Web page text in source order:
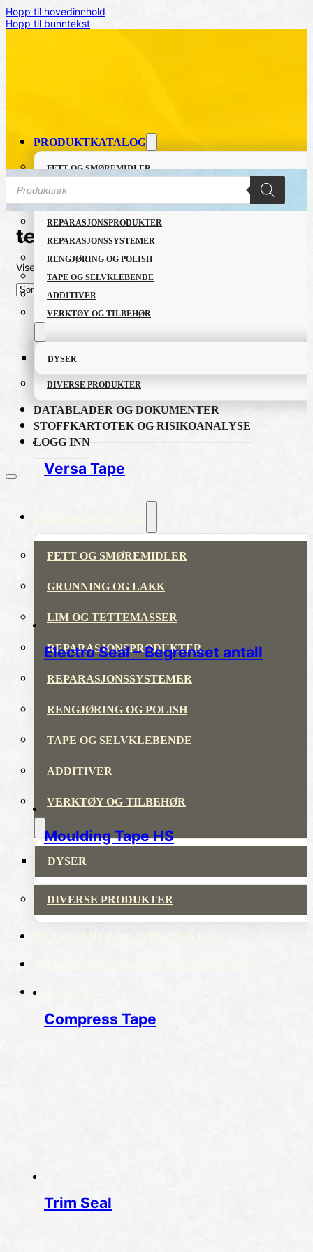
Hopp til hovedinnhold
Hopp til bunntekst
PRODUKTKATALOG
FETT OG SMØREMIDLER
GRUNNING OG LAKK
LIM OG TETTEMASSER
REPARASJONSPRODUKTER
REPARASJONSSYSTEMER
RENGJØRING OG POLISH
TAPE OG SELVKLEBENDE
ADDITIVER
VERKTØY OG TILBEHØR
DYSER
DIVERSE PRODUKTER
DATABLADER OG DOKUMENTER
STOFFKARTOTEK OG RISIKOANALYSE
LOGG INN
FETT OG SMØREMIDLER
GRUNNING OG LAKK
LIM OG TETTEMASSER
REPARASJONSPRODUKTER
REPARASJONSSYSTEMER
RENGJØRING OG POLISH
TAPE OG SELVKLEBENDE
ADDITIVER
VERKTØY OG TILBEHØR
DYSER
DIVERSE PRODUKTER
LOGG INN
Products
search
teip
Viser alle 14 resultaterSortert
etter
Versa Tape
Electro Seal – Begrenset antall
Moulding Tape HS
Compress Tape
Trim Seal